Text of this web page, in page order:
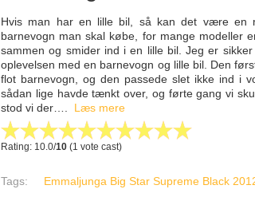
Hvis man har en lille bil, så kan det være en
barnevogn man skal købe, for mange modeller
sammen og smider ind i en lille bil. Jeg er
oplevelsen med en barnevogn og lille bil. Den
flot barnevogn, og den passede slet ikke ind i
sådan lige havde tænkt over, og førte gang vi
stod vi der…. Læs mere
Rating: 10.0/10 (1 vote cast)
Tags:
Emmaljunga Big Star Supreme Black